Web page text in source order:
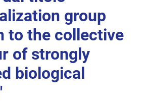
group
to the collective
of strongly
biological